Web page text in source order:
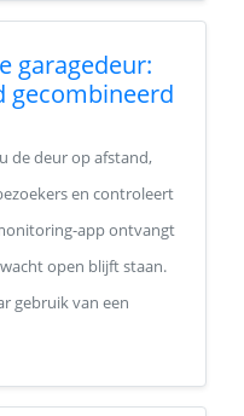
garagedeur:
gecombineerd
de deur op afstand,
en controleert
app ontvangt
open blijft staan.
gebruik van een